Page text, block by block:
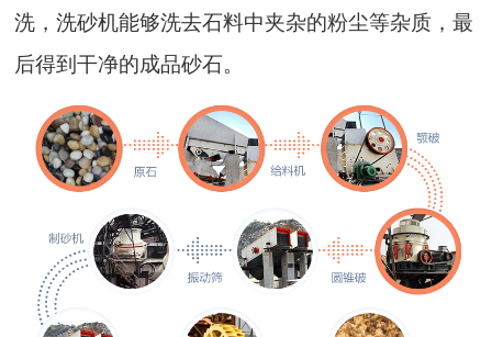
洗，洗砂机能够洗去石料中夹杂的粉尘等杂质，最
后得到干净的成品砂石。